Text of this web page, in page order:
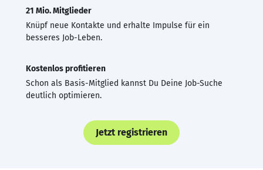
21 Mio. Mitglieder
Knüpf neue Kontakte und erhalte Impulse für ein
besseres Job-Leben.
Kostenlos profitieren
Schon als Basis-Mitglied kannst Du Deine Job-Suche
deutlich optimieren.
Jetzt registrieren